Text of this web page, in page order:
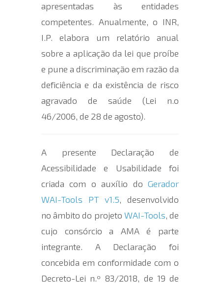
apresentadas às entidades
competentes. Anualmente, o INR,
I.P. elabora um relatório anual
sobre a aplicação da lei que proíbe
e pune a discriminação em razão da
deficiência e da existência de risco
agravado de saúde (Lei n.o
46/2006, de 28 de agosto).
A presente Declaração de
Acessibilidade e Usabilidade foi
criada com o auxílio do Gerador
WAI-Tools PT v1.5, desenvolvido
no âmbito do projeto WAI-Tools, de
cujo consórcio a AMA é parte
integrante. A Declaração foi
concebida em conformidade com o
Decreto-Lei n.º 83/2018, de 19 de